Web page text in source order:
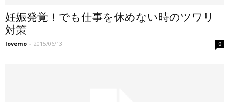
妊娠発覚！でも仕事を休めない時のツワリ
対策
lovemo - 2015/06/13 0